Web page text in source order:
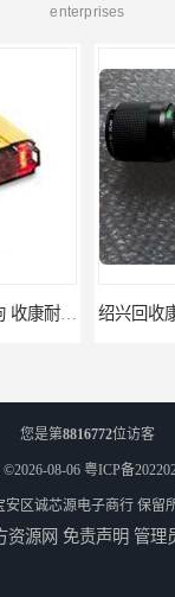
enterprises
您是第8816772位访客
08-06 粤ICP备
安区诚芯源电子商行 保留
资源网 免责声明 管理